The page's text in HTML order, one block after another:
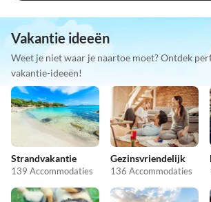
Vakantie ideeën
Weet je niet waar je naartoe moet? Ontdek
vakantie-ideeën!
Strandvakantie
139 Accommodaties
Gezinsvriendelijk
136 Accommodaties